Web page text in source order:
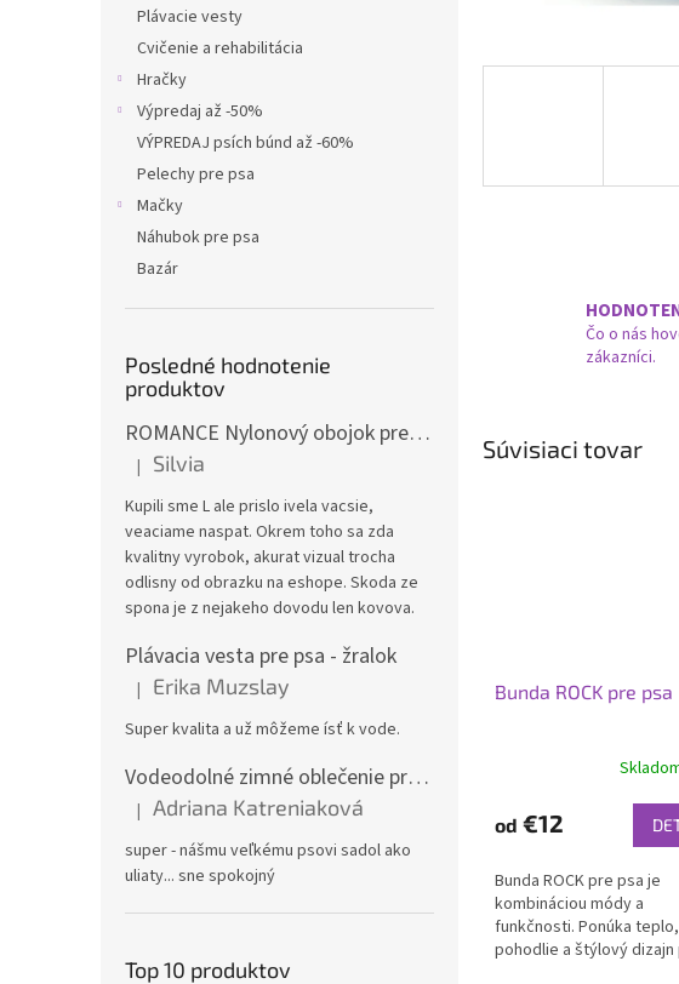
Plávacie vesty
Cvičenie a rehabilitácia
Hračky
Výpredaj až -50%
VÝPREDAJ psích búnd až -60%
Pelechy pre psa
Mačky
Náhubok pre psa
Bazár
Posledné hodnotenie
produktov
ROMANCE Nylonový obojok pre psa
Hodnotenie produktu je 3 z 5 hviezdičiek.
| Silvia
Kupili sme L ale prislo ivela vacsie,
veaciame naspat. Okrem toho sa zda
kvalitny vyrobok, akurat vizual trocha
odlisny od obrazku na eshope. Skoda ze
spona je z nejakeho dovodu len kovova.
Plávacia vesta pre psa - žralok
Hodnotenie produktu je 5 z 5 hviezdičiek.
| Erika Muzslay
Super kvalita a už môžeme ísť k vode.
Vodeodolné zimné oblečenie pre veľké psy
Hodnotenie produktu je 5 z 5 hviezdičiek.
| Adriana Katreniaková
super - nášmu veľkému psovi sadol ako
uliaty... sne spokojný
Top 10 produktov
Čo o nás
zákazníci.
Súvisiaci tovar
Bunda ROCK pre psa
produktu
je
z
5
hviezdičiek.
od €12
Bunda ROCK pre psa je
kombináciou módy a
funkčnosti. Ponúka teplo,
pohodlie a štýlový dizajn